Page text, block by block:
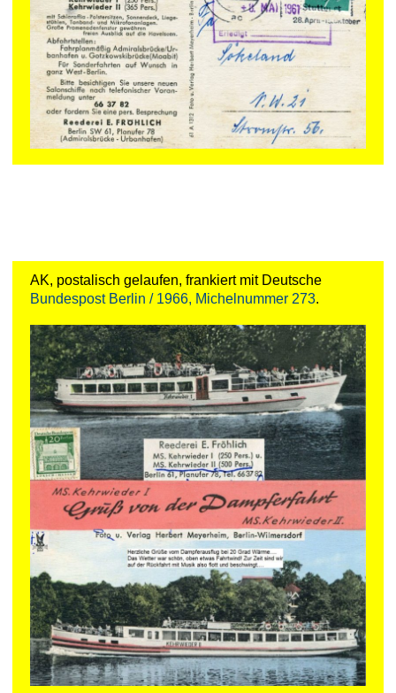
AK, postalisch gelaufen, frankiert mit Deutsche
Bundespost Berlin / 1966, Michelnummer 273.